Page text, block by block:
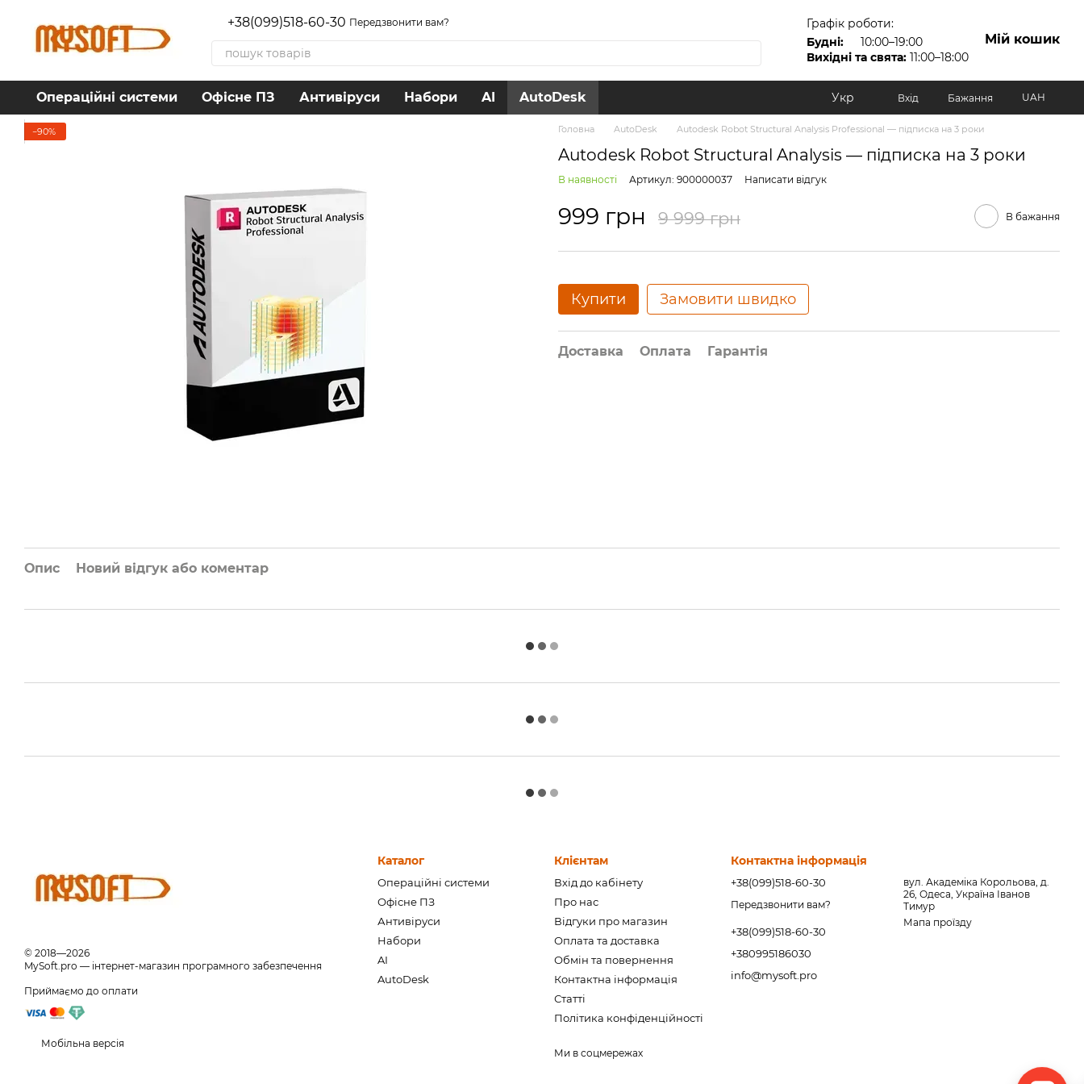
+38(099)518-60-30 Передзвонити вам?
Графік роботи:
Будні:
10:00–19:00
Вихідні та свята:11:00–18:00
Мій кошик
Операційні системи Офісне ПЗ Антивіруси Набори AI AutoDesk Укр Вхід Бажання UAH
−90% Головна AutoDesk Autodesk Robot Structural Analysis Professional — підписка на 3 роки
Autodesk Robot Structural Analysis — підписка на 3 роки
В наявності Артикул: 900000037 Написати відгук
999 грн 9 999 грн В бажання
Купити Замовити швидко
Доставка Оплата Гарантія
Опис Новий відгук або коментар
© 2018—2026
MySoft.pro — інтернет-магазин програмного забезпечення
Приймаємо до оплати
Мобільна версія
Каталог
Операційні системи
Офісне ПЗ
Антивіруси
Набори
AI
AutoDesk
Клієнтам
Вхід до кабінету
Про нас
Відгуки про магазин
Оплата та доставка
Обмін та повернення
Контактна інформація
Статті
Політика конфіденційності
Ми в соцмережах
Контактна інформація
+38(099)518-60-30
Передзвонити вам?
+38(099)518-60-30
+380995186030
info@mysoft.pro
вул. Академіка Корольова, д.
26, Одеса, Україна Іванов
Тимур
Мапа проїзду